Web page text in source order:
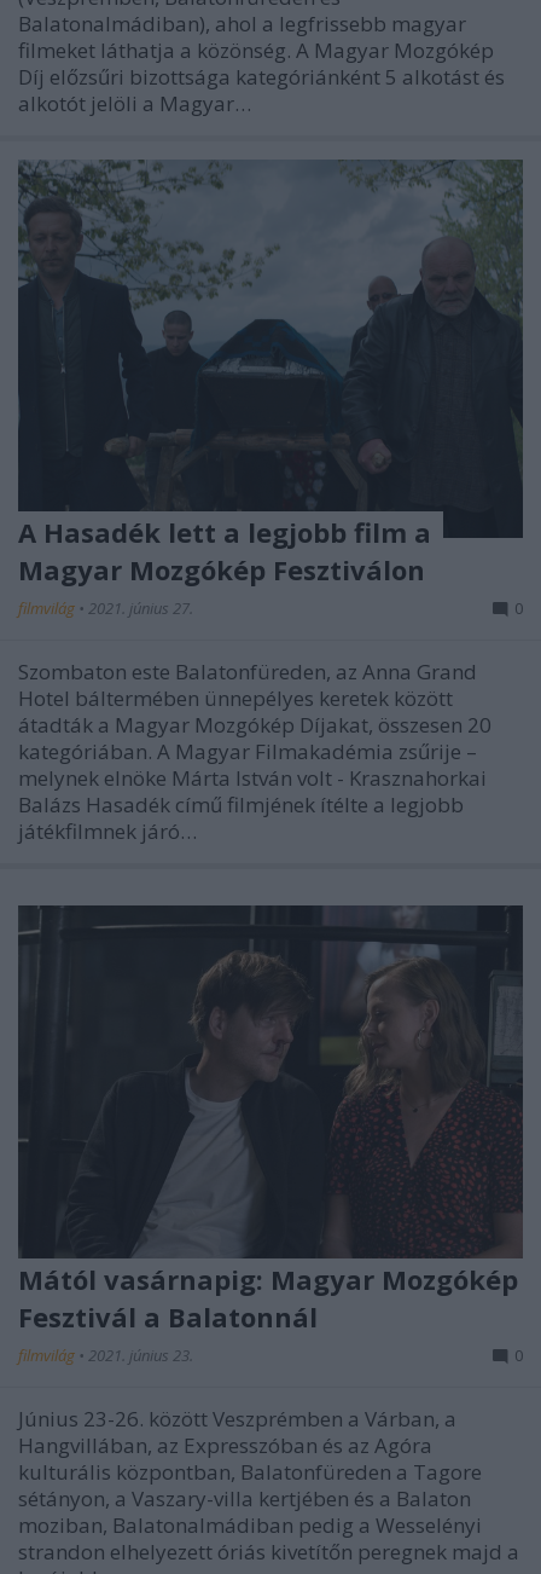
Balatonalmádiban), ahol a legfrissebb magyar
filmeket láthatja a közönség. A Magyar Mozgókép
Díj előzsűri bizottsága kategóriánként 5 alkotást és
alkotót jelöli a Magyar…
A Hasadék lett a legjobb film a
Magyar Mozgókép Fesztiválon
filmvilág • 2021. június 27. 0
Szombaton este Balatonfüreden, az Anna Grand
Hotel báltermében ünnepélyes keretek között
átadták a Magyar Mozgókép Díjakat, összesen 20
kategóriában. A Magyar Filmakadémia zsűrije –
melynek elnöke Márta István volt - Krasznahorkai
Balázs Hasadék című filmjének ítélte a legjobb
játékfilmnek járó…
Mától vasárnapig: Magyar Mozgókép
Fesztivál a Balatonnál
filmvilág • 2021. június 23. 0
Június 23-26. között Veszprémben a Várban, a
Hangvillában, az Expresszóban és az Agóra
kulturális központban, Balatonfüreden a Tagore
sétányon, a Vaszary-villa kertjében és a Balaton
moziban, Balatonalmádiban pedig a Wesselényi
strandon elhelyezett óriás kivetítőn peregnek majd a